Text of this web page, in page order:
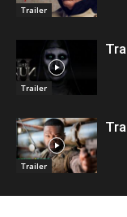
Trailer
Trailer
Trailer